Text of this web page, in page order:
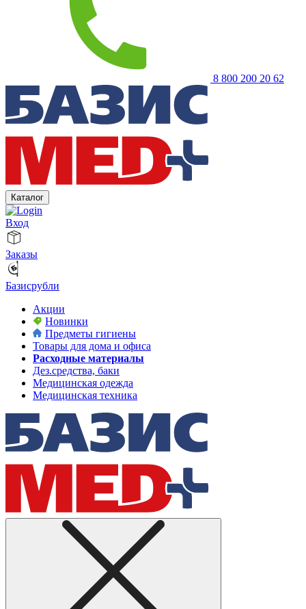
8 800 200 20 62
Каталог
Вход
Заказы
Базисрубли
Акции
Новинки
Предметы гигиены
Товары для дома и офиса
Расходные материалы
Дез.средства, баки
Медицинская одежда
Медицинская техника